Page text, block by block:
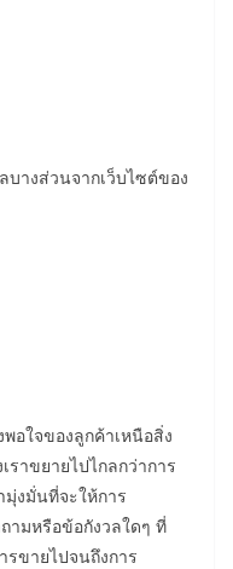
างส่วนจากเว็บไซต์ของ
อใจของลูกค้าเหนือสิ่ง
าขยายไปไกลกว่าการ
งมั่นที่จะให้การ
ามหรือข้อกังวลใดๆ ที่
ขายไปจนถึงการ